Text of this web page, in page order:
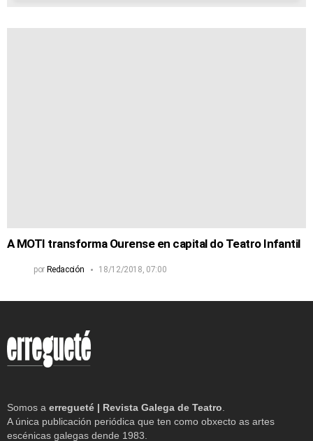
A MOTI transforma Ourense en capital do Teatro Infantil
por Redacción 18/12/2018, 07:00
Somos a erregueté | Revista Galega de Teatro.
A única publicación periódica que ten como obxecto as artes
escénicas galegas dende 1983.